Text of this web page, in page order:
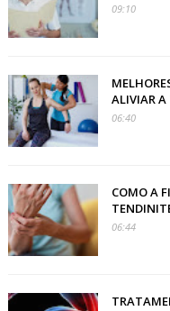
09:10
ALIVIAR A
06:40
COMO A
06:44